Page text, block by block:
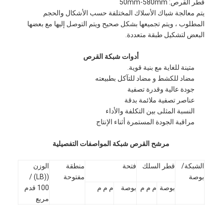
قطر القرص: 50mm-580mm
يتم معالجة شباك الأسلاك المختلفة حسب الأشكال والحجم
المطلوب ، ويتم تجميعها بشكل صحيح ويتم التوصل إليها مع بعضها
البعض لتشكيل طبقة متعددة.
أدوات شبكة القرص
متينة للغاية مع بنية قوية.
مضاد للكشط و مضاد للتآكل بطبيعته
جودة عالية وقدرة تصفية
عناصر تصفية ملائمة بدقة
النسبة المثلى بين التكلفة والأداء
مراقبة الجودة المستمرة أثناء الإنتاج
مرشح القرص شبكة المواصفات التفصيلية
الشبكة/
بوصة
قطر السلك فتحة
منطقة
مفتوحة
الوزن
((LB) /
100 قدم
مربع
بوصة م م م بوصة م م م